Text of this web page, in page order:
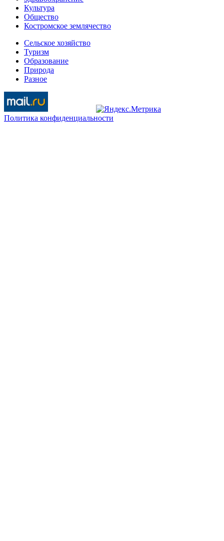
Культура
Общество
Костромское землячество
Сельское хозяйство
Туризм
Образование
Природа
Разное
Политика конфиденциальности